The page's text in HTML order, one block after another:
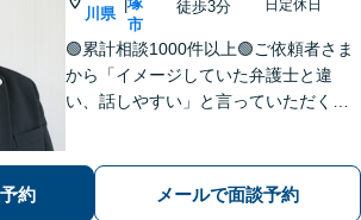
川県
|
市
徒歩3分
日定休日
🟢累計相談1000件以上🟢ご依頼者さま
から「イメージしていた弁護士と違
い、話しやすい」と言っていただくこ
ニケーションをいたします！【債務整
理のご相談は何度でも無料】【平塚駅3
約 メールで面談予約